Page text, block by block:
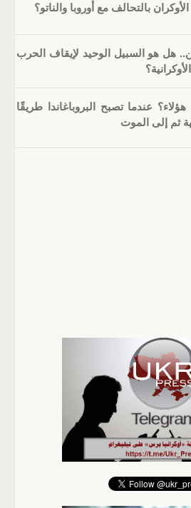
بالتحالف مع أوروبا والناتو؟
هل هو السبيل الوحيد لإيقاف الحرب
عندما تصبح البروباغاندا طريقًا
ثم إلى الموت